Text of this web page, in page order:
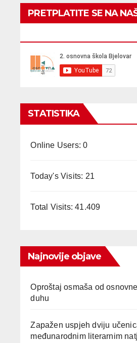
PRETPLATITE SE NA
STATISTIKA
Online Users:0
Today's Visits: 21
Total Visits:41.409
Najnovije objave
Oproštaj osmaša od
duhu
Zapažen uspjeh dviju
međunarodnim literarnim